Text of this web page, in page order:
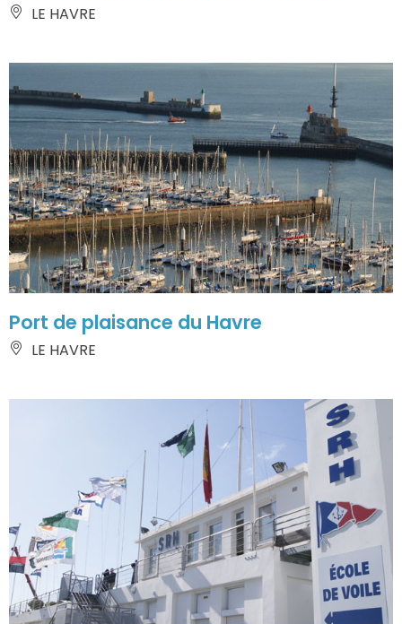
LE HAVRE
Port de plaisance du Havre
LE HAVRE